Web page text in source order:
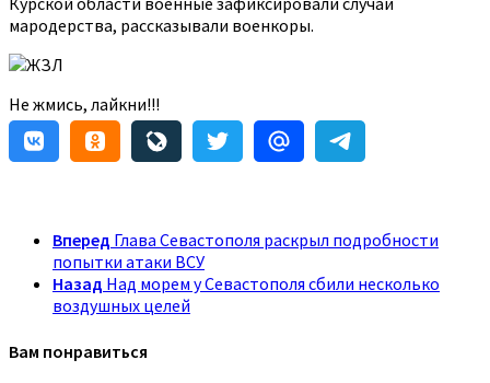
мародерства, рассказывали военкоры.
ЖЗЛ
Не жмись, лайкни!!!
Вперед Глава Севастополя раскрыл подробности
попытки атаки ВСУ
Назад Над морем у Севастополя сбили несколько
воздушных целей
Вам понравиться